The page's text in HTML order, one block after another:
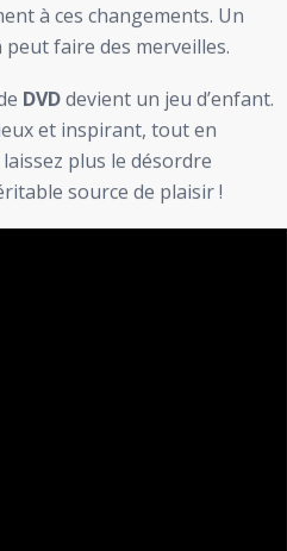
à ces changements. Un
faire des merveilles.
DVDdevient un jeu d’enfant.
et inspirant, tout en
plus le désordre
source de plaisir !